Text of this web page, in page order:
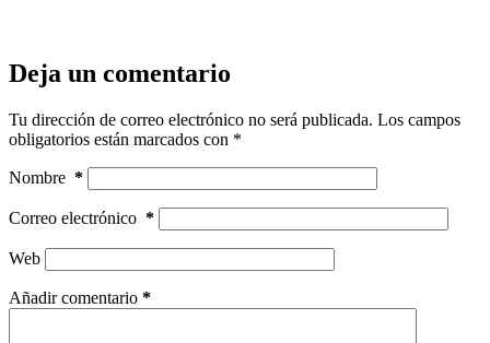
Deja un comentario
Tu dirección de correo electrónico no será publicada. Los campos
obligatorios están marcados con *
Nombre *
Correo electrónico *
Web
Añadir comentario *